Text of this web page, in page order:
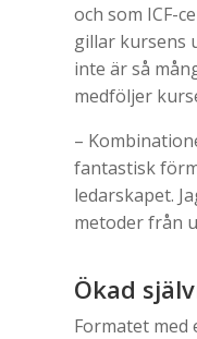
och som ICF-
gillar kursens
inte är så
medföljer
–
fantastisk
ledarskapet.
metoder från
Ökad
Formatet med